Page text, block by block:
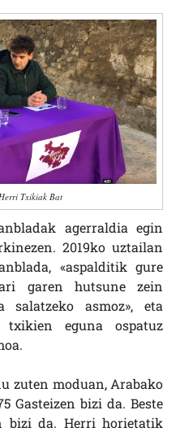
Txikiak Bat
agerraldia egin
2019ko uztailan
«aspalditik gure
garen hutsune zein
salatzeko asmoz», eta
eguna ospatuz
zuten moduan, Arabako
Gasteizen bizi da. Beste
bizi da. Herri horietatik